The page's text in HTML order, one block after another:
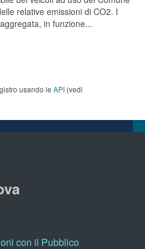
relative emissioni di CO2. I
in funzione...
usando le API (vedi
con il Pubblico